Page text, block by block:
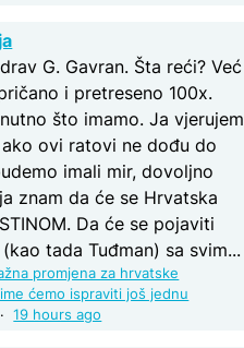
G. Gavran. Šta reći? Već
i pretreseno 100x.
što imamo. Ja vjerujem
ovi ratovi ne dođu do
imali mir, dovoljno
znam da će se Hrvatska
Da će se pojaviti
tada Tuđman) sa svim...
promjena za hrvatske
ćemo ispraviti još jednu
·19 hours ago